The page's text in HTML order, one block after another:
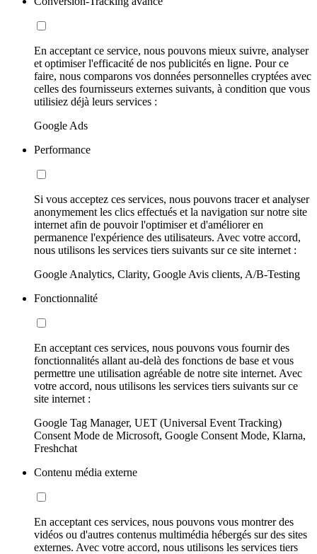
En acceptant ce service, nous pouvons mieux suivre, analyser
et optimiser l'efficacité de nos publicités en ligne. Pour ce
faire, nous comparons vos données personnelles cryptées avec
celles des fournisseurs externes suivants, à condition que vous
utilisiez déjà leurs services :
Google Ads
Performance
Si vous acceptez ces services, nous pouvons tracer et analyser
anonymement les clics effectués et la navigation sur notre site
internet afin de pouvoir l'optimiser et d'améliorer en
permanence l'expérience des utilisateurs. Avec votre accord,
nous utilisons les services tiers suivants sur ce site internet :
Google Analytics, Clarity, Google Avis clients, A/B-Testing
Fonctionnalité
En acceptant ces services, nous pouvons vous fournir des
fonctionnalités allant au-delà des fonctions de base et vous
permettre une utilisation agréable de notre site internet. Avec
votre accord, nous utilisons les services tiers suivants sur ce
site internet :
Google Tag Manager, UET (Universal Event Tracking)
Consent Mode de Microsoft, Google Consent Mode, Klarna,
Freshchat
Contenu média externe
En acceptant ces services, nous pouvons vous montrer des
vidéos ou d'autres contenus multimédia hébergés sur des sites
externes. Avec votre accord, nous utilisons les services tiers